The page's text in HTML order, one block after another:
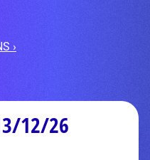
›
12/26